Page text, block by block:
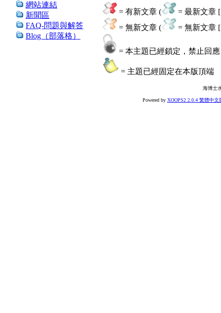
網站連結
新聞區
FAQ-問題與解答
Blog（部落格）
= 有新文章 (
= 最新文章
= 無新文章 (
= 無新文章
= 本主題已經鎖定，禁止回應
= 主題已經固定在本版頂端
海博士
Powered by XOOPS2 2.0.4 繁體中文